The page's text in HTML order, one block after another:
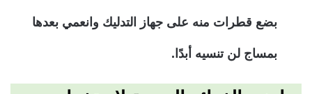
بضع قطرات منه على جهاز التدليك وانعمي بعدها
بمساج لن تنسيه أبدًا.